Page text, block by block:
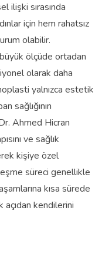
ilişki sırasında
için hem rahatsız
olabilir.
ölçüde ortadan
olarak daha
yalnızca estetik
sağlığının
Ahmed Hicran
ve sağlık
kişiye özel
süreci genellikle
kısa sürede
kendilerini